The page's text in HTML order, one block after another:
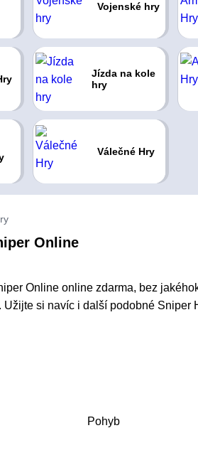
Vojenské hry
Jízda na kole
hry
Válečné Hry
Online
Online online zdarma, bez
si navíc i další podobné Sniper
Pohyb